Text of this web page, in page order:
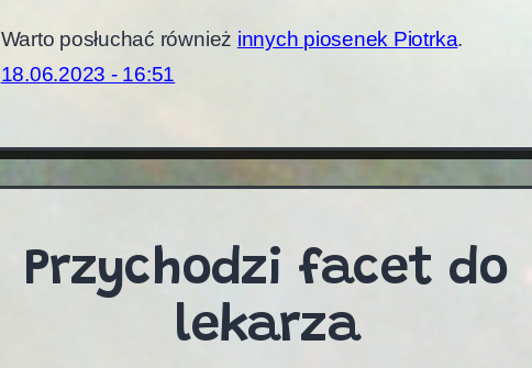
Warto posłuchać również innych piosenek Piotrka.
18.06.2023 - 16:51
Przychodzi facet do
lekarza